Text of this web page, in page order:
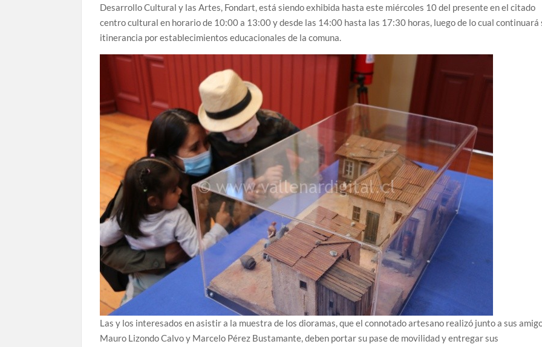
Desarrollo Cultural y las Artes, Fondart, está siendo exhibida hasta este miércoles 10 del presente en el citado
centro cultural en horario de 10:00 a 13:00 y desde las 14:00 hasta las 17:30 horas, luego de lo cual continuará
itinerancia por establecimientos educacionales de la comuna.
Las y los interesados en asistir a la muestra de los dioramas, que el connotado artesano realizó junto a sus
Mauro Lizondo Calvo y Marcelo Pérez Bustamante, deben portar su pase de movilidad y entregar sus